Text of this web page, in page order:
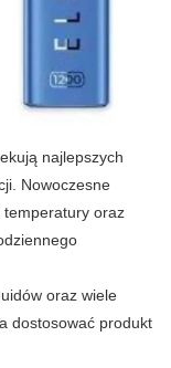
najlepszych
Nowoczesne
temperatury oraz
oraz wiele
dostosować produkt